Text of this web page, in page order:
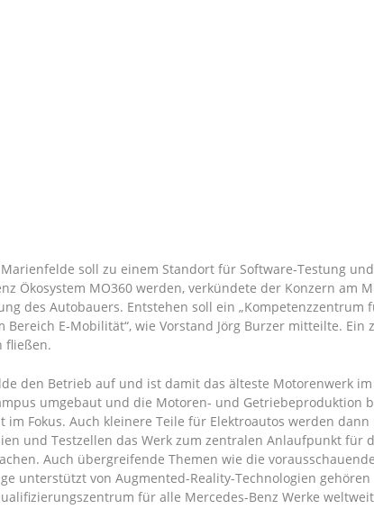
soll zu einem Standort für Software-Testung
Ökosystem MO360 werden, verkündete der Konzern am
des Autobauers. Entstehen soll ein „Kompetenzzentrum
E-Mobilität“, wie Vorstand Jörg Burzer mitteilte. Ein
fließen.
den Betrieb auf und ist damit das älteste Motorenwerk
umgebaut und die Motoren- und Getriebeproduktion
Fokus. Auch kleinere Teile für Elektroautos werden
und Testzellen das Werk zum zentralen Anlaufpunkt für
Auch übergreifende Themen wie die
unterstützt von Augmented-Reality-Technologien
für alle Mercedes-Benz Werke